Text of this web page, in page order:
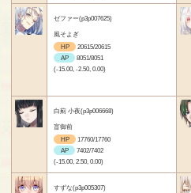
ゼファー(p3p007625)
風そよぎ
HP
20615/20615
AP
8051/8051
(-15.00, -2.50, 0.00)
白薊 小夜(p3p006668)
盲御前
HP
17760/17760
AP
7402/7402
(-15.00, 2.50, 0.00)
すずな(p3p005307)